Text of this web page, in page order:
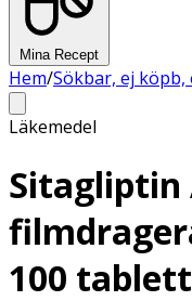
Mina Recept
Hem/Sökbar, ej köpb,
Läkemedel
Sitagliptin
100